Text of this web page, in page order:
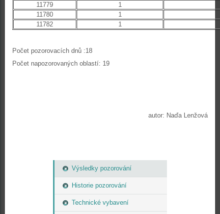
Výsledky pozorování
Historie pozorování
Technické vybavení
11779
1
11780
1
11782
1
Počet pozorovacích dnů :18
Počet napozorovaných oblastí: 19
autor: Naďa Lenžová